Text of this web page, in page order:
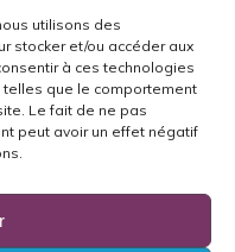
utilisons des
stocker et/ou accéder aux
à ces technologies
que le comportement
Le fait de ne pas
peut avoir un effet négatif